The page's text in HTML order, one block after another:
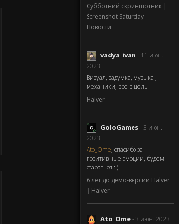
Субботний скриншотник |
Screenshot Saturday |
Новости
vadya_ivan - 11 июн.
2023
Визуал, задумка, музыка ,
механики, все в цель
Halver
GoloGames- 3 июн.
2023
Ato_Ome, спасибо за
позитивные эмоции, будем
стараться : )
6 лет до демо-версии Halver
| Halver
Ato_Ome- 3 июн. 2023